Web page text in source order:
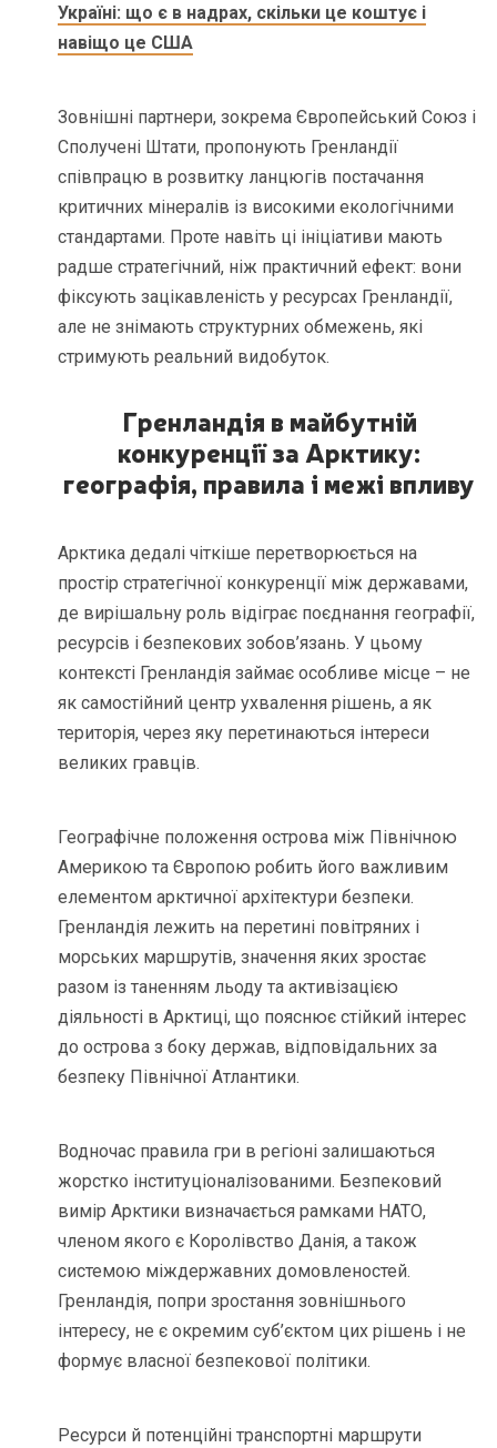
Україні: що є в надрах, скільки це коштує і
навіщо це США
Зовнішні партнери, зокрема Європейський Союз і
Сполучені Штати, пропонують Гренландії
співпрацю в розвитку ланцюгів постачання
критичних мінералів із високими екологічними
стандартами. Проте навіть ці ініціативи мають
радше стратегічний, ніж практичний ефект: вони
фіксують зацікавленість у ресурсах Гренландії,
але не знімають структурних обмежень, які
стримують реальний видобуток.
Гренландія в майбутній
конкуренції за Арктику:
географія, правила і межі впливу
Арктика дедалі чіткіше перетворюється на
простір стратегічної конкуренції між державами,
де вирішальну роль відіграє поєднання географії,
ресурсів і безпекових зобов’язань. У цьому
контексті Гренландія займає особливе місце – не
як самостійний центр ухвалення рішень, а як
територія, через яку перетинаються інтереси
великих гравців.
Географічне положення острова між Північною
Америкою та Європою робить його важливим
елементом арктичної архітектури безпеки.
Гренландія лежить на перетині повітряних і
морських маршрутів, значення яких зростає
разом із таненням льоду та активізацією
діяльності в Арктиці, що пояснює стійкий інтерес
до острова з боку держав, відповідальних за
безпеку Північної Атлантики.
Водночас правила гри в регіоні залишаються
жорстко інституціоналізованими. Безпековий
вимір Арктики визначається рамками НАТО,
членом якого є Королівство Данія, а також
системою міждержавних домовленостей.
Гренландія, попри зростання зовнішнього
інтересу, не є окремим суб’єктом цих рішень і не
формує власної безпекової політики.
Ресурси й потенційні транспортні маршрути